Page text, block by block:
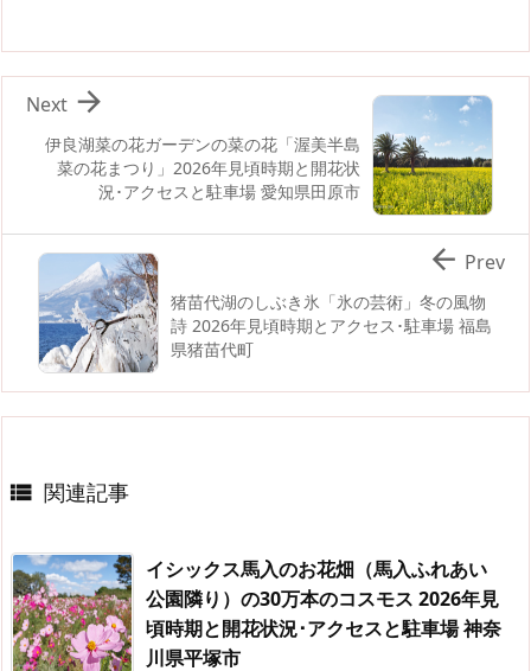
伊良湖菜の花ガーデンの菜の花「渥美半島
菜の花まつり」2026年見頃時期と開花状
況･アクセスと駐車場 愛知県田原市

Next
猪苗代湖のしぶき氷「氷の芸術」冬の風物
詩 2026年見頃時期とアクセス･駐車場 福島
県猪苗代町
 Prev
 関連記事
イシックス馬入のお花畑（馬入ふれあい
公園隣り）の30万本のコスモス 2026年見
頃時期と開花状況･アクセスと駐車場 神奈
川県平塚市